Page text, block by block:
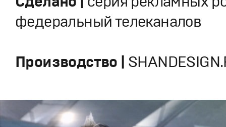
федеральный телеканалов
Производство |